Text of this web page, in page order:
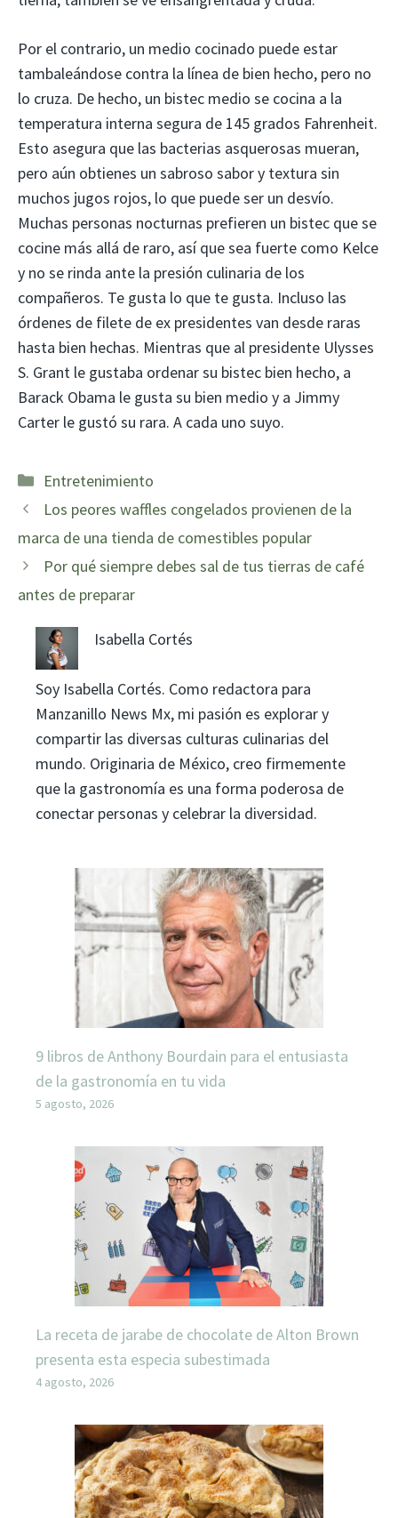
Por el contrario, un medio cocinado puede estar
tambaleándose contra la línea de bien hecho, pero no
lo cruza. De hecho, un bistec medio se cocina a la
temperatura interna segura de 145 grados Fahrenheit.
Esto asegura que las bacterias asquerosas mueran,
pero aún obtienes un sabroso sabor y textura sin
muchos jugos rojos, lo que puede ser un desvío.
Muchas personas nocturnas prefieren un bistec que se
cocine más allá de raro, así que sea fuerte como Kelce
y no se rinda ante la presión culinaria de los
compañeros. Te gusta lo que te gusta. Incluso las
órdenes de filete de ex presidentes van desde raras
hasta bien hechas. Mientras que al presidente Ulysses
S. Grant le gustaba ordenar su bistec bien hecho, a
Barack Obama le gusta su bien medio y a Jimmy
Carter le gustó su rara. A cada uno suyo.
Categorías
Entretenimiento
Los peores waffles congelados provienen de la
marca de una tienda de comestibles popular
Por qué siempre debes sal de tus tierras de café
antes de preparar
Isabella Cortés
Soy Isabella Cortés. Como redactora para
Manzanillo News Mx, mi pasión es explorar y
compartir las diversas culturas culinarias del
mundo. Originaria de México, creo firmemente
que la gastronomía es una forma poderosa de
conectar personas y celebrar la diversidad.
9 libros de Anthony Bourdain para el entusiasta
de la gastronomía en tu vida
5 agosto, 2026
La receta de jarabe de chocolate de Alton Brown
presenta esta especia subestimada
4 agosto, 2026